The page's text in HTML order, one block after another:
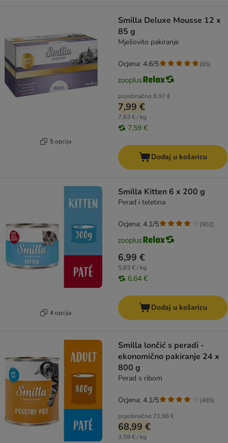
5 opcija
Smilla Deluxe Mousse 12 x
85 g
Mješovito pakiranje
pojedinačno 8,97 €
7,99 €
7,83 € / kg
7,59 €
Ocjena: 4.6/5 (65)
Dodaj u košaricu
4 opcija
Smilla Kitten 6 x 200 g
Perad i teletina
6,99 €
5,83 € / kg
6,64 €
Ocjena: 4.1/5 (902)
Dodaj u košaricu
Smilla lončić s peradi -
ekonomično pakiranje 24 x
800 g
Perad s ribom
pojedinačno 71,96 €
68,99 €
3,59 € / kg
Ocjena: 4.1/5 (485)